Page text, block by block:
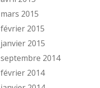
mars 2015
février 2015
janvier 2015
septembre 2014
février 2014